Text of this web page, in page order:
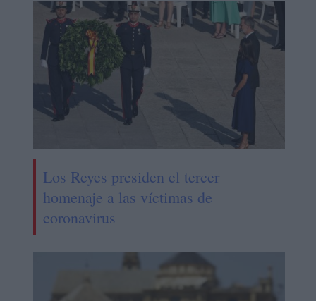
Los Reyes presiden el tercer
homenaje a las víctimas de
coronavirus